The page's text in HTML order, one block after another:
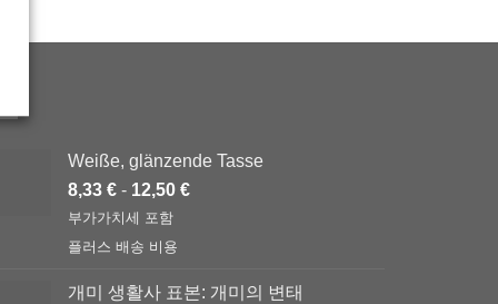
Weiße, glänzende Tasse
8,33 € - 12,50 €
부가가치세 포함
플러스 배송 비용
개미 생활사 표본: 개미의 변태